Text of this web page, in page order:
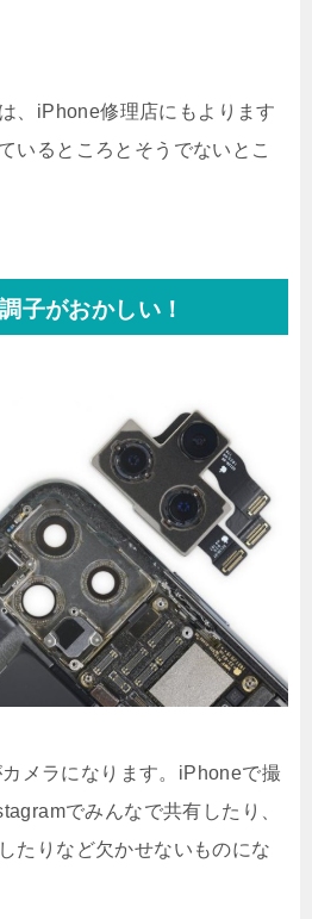
、iPhone修理店にもよります
いるところとそうでないとこ
子がおかしい！
メラになります。iPhoneで撮
でみんなで共有したり、
たりなど欠かせないものにな